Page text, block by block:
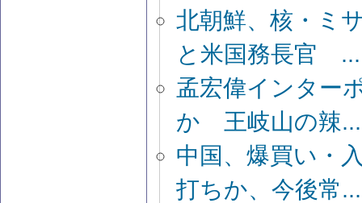
北朝鮮、核・ミ
と米国務長官 ...
孟宏偉インター
か 王岐山の辣...
中国、爆買い
打ちか、今後常...